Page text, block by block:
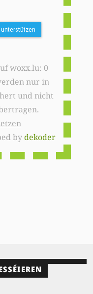
woxx.lu: 0
nur in
und nicht
bydekoder